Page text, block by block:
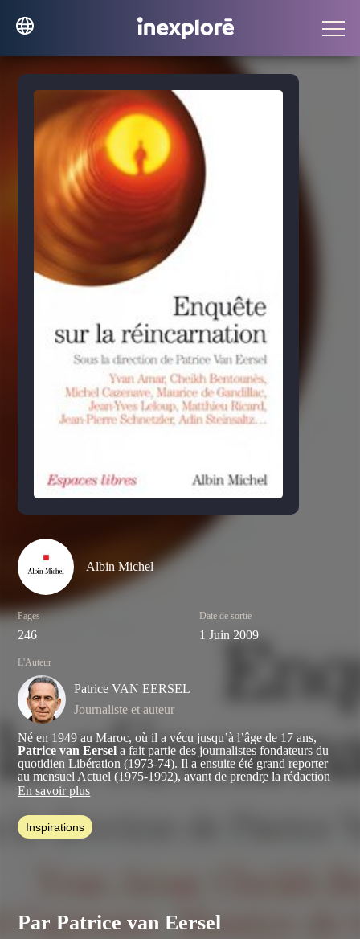
Albin Michel
Pages
246
Date de sortie
1 Juin 2009
L'Auteur
Patrice VAN EERSEL
Journaliste et auteur
Né en 1949 au Maroc, où il a vécu jusqu’à l’âge de 17 ans,
Patrice van Eersel a fait partie des journalistes fondateurs du
quotidien Libération (1973-74). Il a ensuite été grand reporter
au mensuel Actuel (1975-1992), avant de prendre la rédaction
en chef des magazines Nouvelles Clés, puis CLÉS, et la
direction de la collection éponyme aux éditions Albin Michel
(1993-2021).
Marié, père de quatre enfants et grand-père de sept petits-
d'une vingtaine d’ouvrages, dontLa Source noire
1986),
Le Cinquième Rêve(Grasset, 1993),
En savoir plus
Inspirations
Par Patrice van Eersel